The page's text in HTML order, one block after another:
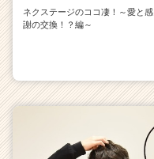
ネクステージのココ凄！～愛と感
謝の交換！？編～